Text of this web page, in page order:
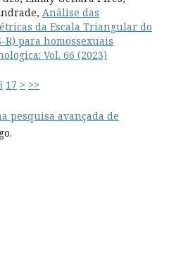
Análise das
da Escala Triangular do
R) para homossexuais
Vol. 66 (2023)
17 > >>
pesquisa avançada de